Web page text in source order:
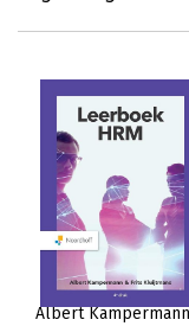
Albert Kampermann